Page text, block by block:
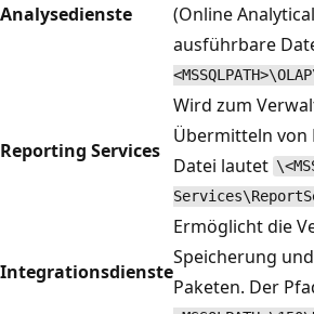
Analysedienste
(Online
ausführbare
Reporting Services
Wird zum
Übermitteln von
Datei lautet
Integrationsdienste
Ermöglicht die
Speicherung
Paketen. Der